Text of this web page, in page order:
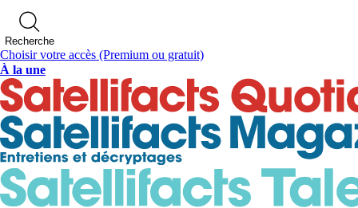
Recherche
Choisir votre accès (Premium ou gratuit)
À la une